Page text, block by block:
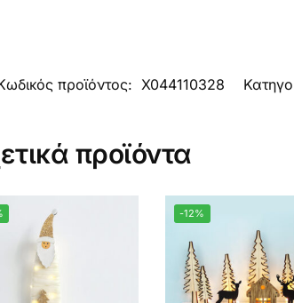
προϊόντος: X044110328
προϊόντα
-12%